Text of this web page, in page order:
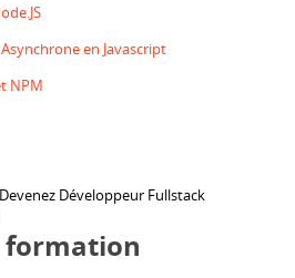
en Javascript
NPM
formation